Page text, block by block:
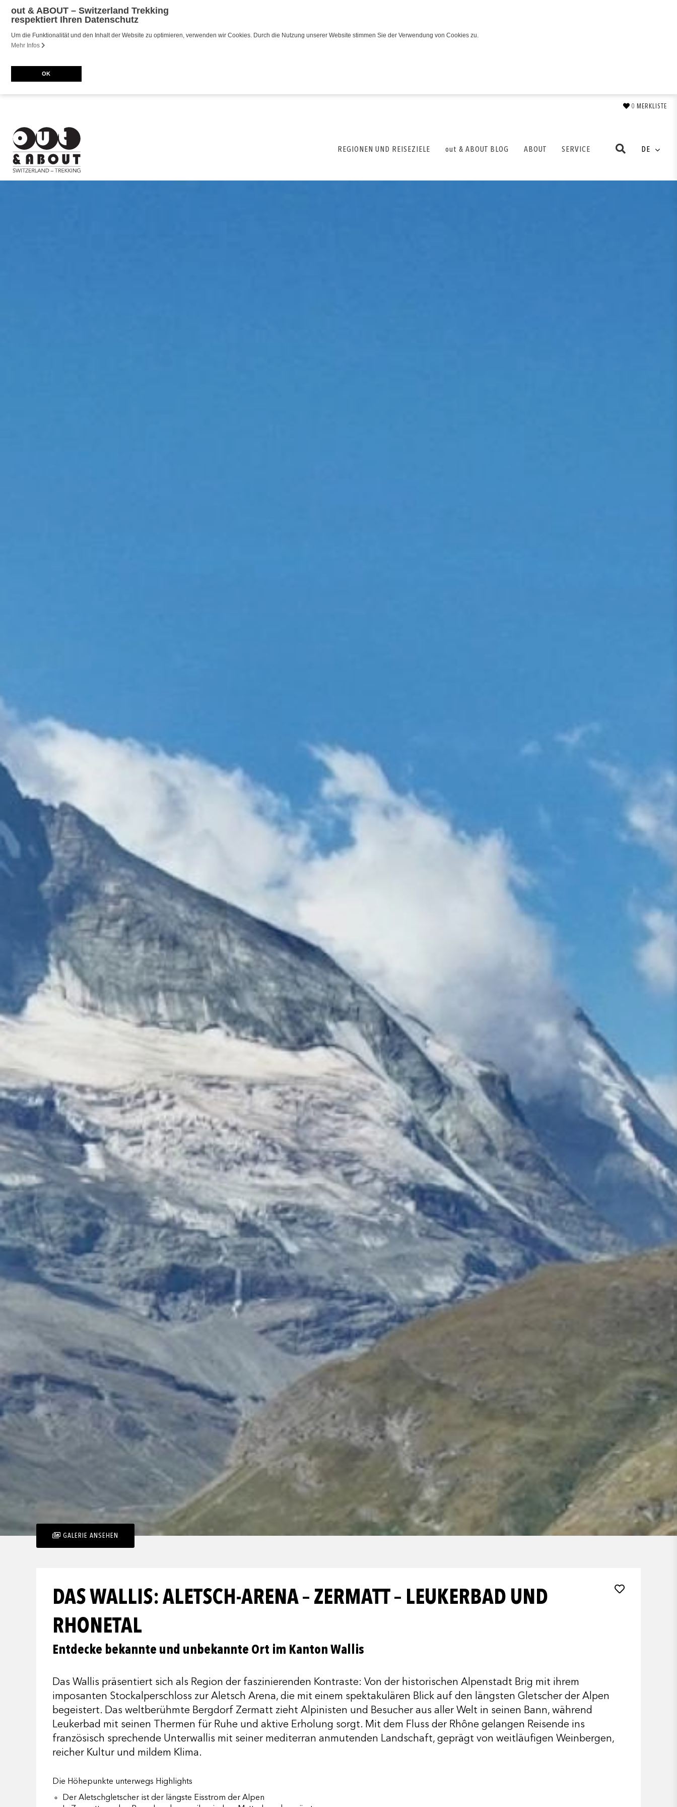
out & ABOUT – Switzerland Trekking
respektiert Ihren Datenschutz
Um die Funktionalität und den Inhalt der Website zu optimieren, verwenden wir Cookies. Durch die Nutzung unserer Website stimmen Sie der Verwendung von Cookies zu.
Mehr Infos
OK
0 MERKLISTE
REGIONEN UND REISEZIELE out & ABOUT BLOG ABOUT SERVICE DE
GALERIE ANSEHEN
DAS WALLIS: ALETSCH-ARENA – ZERMATT – LEUKERBAD UND
RHONETAL
Entdecke bekannte und unbekannte Ort im Kanton Wallis
Das Wallis präsentiert sich als Region der faszinierenden Kontraste: Von der historischen Alpenstadt Brig mit ihrem
imposanten Stockalperschloss zur Aletsch Arena, die mit einem spektakulären Blick auf den längsten Gletscher der Alpen
begeistert. Das weltberühmte Bergdorf Zermatt zieht Alpinisten und Besucher aus aller Welt in seinen Bann, während
Leukerbad mit seinen Thermen für Ruhe und aktive Erholung sorgt. Mit dem Fluss der Rhône gelangen Reisende ins
französisch sprechende Unterwallis mit seiner mediterran anmutenden Landschaft, geprägt von weitläufigen Weinbergen,
reicher Kultur und mildem Klima.
Die Höhepunkte unterwegs Highlights
Der Aletschgletscher ist der längste Eisstrom der Alpen